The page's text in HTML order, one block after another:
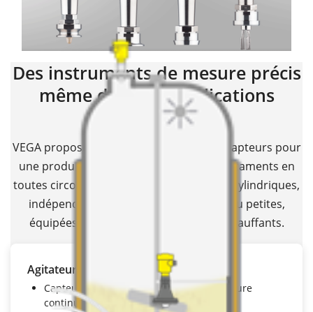
Des instruments de mesure précis
même dans les applications
complexes
VEGA propose une gamme complète de capteurs pour
une production sûre et précise des médicaments en
toutes circonstances : cuves cubiques ou cylindriques,
indépendantes ou intégrées, grandes ou petites,
équipées d'agitateurs ou d'éléments chauffants.
Agitateurs et billes de pulvérisation
Capteur radarVEGAPULS 6Xpour la mesure
continue du niveau de remplissage